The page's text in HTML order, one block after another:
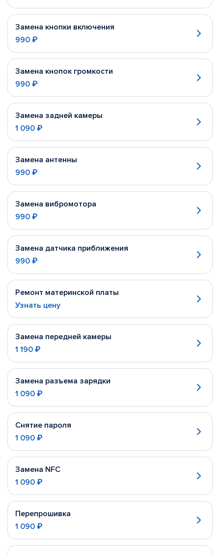
Замена кнопки включения
990 ₽
Замена кнопок громкости
990 ₽
Замена задней камеры
1 090 ₽
Замена антенны
990 ₽
Замена вибромотора
990 ₽
Замена датчика приближения
990 ₽
Ремонт материнской платы
Узнать цену
Замена передней камеры
1 190 ₽
Замена разъема зарядки
1 090 ₽
Снятие пароля
1 090 ₽
Замена NFC
1 090 ₽
Перепрошивка
1 090 ₽